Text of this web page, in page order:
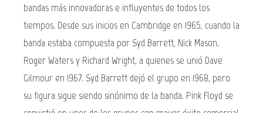
bandas más innovadoras e influyentes de todos los
tiempos. Desde sus inicios en Cambridge en 1965, cuando la
banda estaba compuesta por Syd Barrett, Nick Mason,
Roger Waters y Richard Wright, a quienes se unió Dave
Gilmour en 1967. Syd Barrett dejó el grupo en 1968, pero
su figura sigue siendo sinónimo de la banda. Pink Floyd se